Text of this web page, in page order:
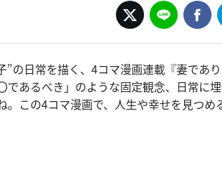
の日常を描く、4コマ漫画連載『妻であ
あるべき」のような固定観念、日常に
。この4コマ漫画で、人生や幸せを見つめ